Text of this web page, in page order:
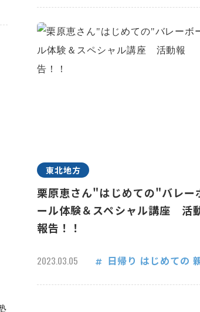
東北地方
栗原恵さん"はじめての"バレー
ール体験＆スペシャル講座 活
報告！！
2023.03.05 日帰り はじめての